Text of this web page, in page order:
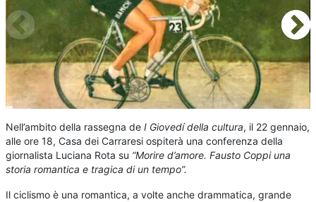
Nell’ambito della rassegna deI Giovedí della cultura, il 22 gennaio,
alle ore 18, Casa dei Carraresi ospiterà una conferenza della
giornalista Luciana Rota su “Morire d’amore. Fausto Coppi una
storia romantica e tragica di un tempo”.
Il ciclismo è una romantica, a volte anche drammatica, grande